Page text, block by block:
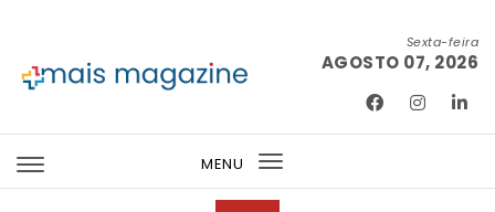
Sexta-feira
AGOSTO 07, 2026
MENU
Toggle